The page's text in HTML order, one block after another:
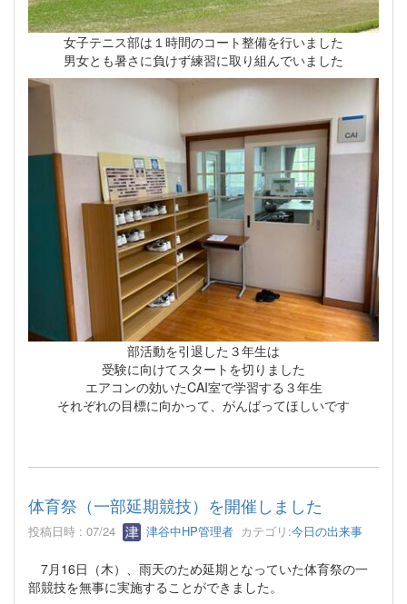
女子テニス部は１時間のコート整備を行いました
男女とも暑さに負けず練習に取り組んでいました
部活動を引退した３年生は
受験に向けてスタートを切りました
エアコンの効いたCAI室で学習する３年生
それぞれの目標に向かって、がんばってほしいです
体育祭（一部延期競技）を開催しました
投稿日時 : 07/24 津谷中HP管理者 カテゴリ:今日の出来事
7月16日（木）、雨天のため延期となっていた体育祭の一
部競技を無事に実施することができました。